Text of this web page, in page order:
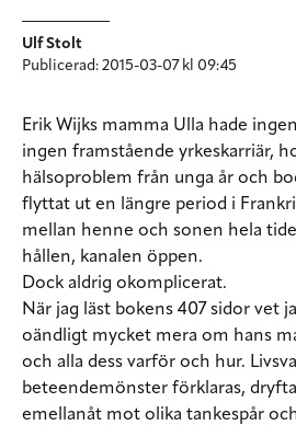
Ulf Stolt
Publicerad: 2015-03-07 kl 09:45
Erik Wijks mamma Ulla hade
ingen framstående yrkeskarriär,
hälsoproblem från unga år och
flyttat ut en längre period i
mellan henne och sonen hela
hållen, kanalen öppen.
Dock aldrig okomplicerat.
När jag läst bokens 407 sidor vet
oändligt mycket mera om hans
och alla dess varför och hur.
beteendemönster förklaras,
emellanåt mot olika tankespår